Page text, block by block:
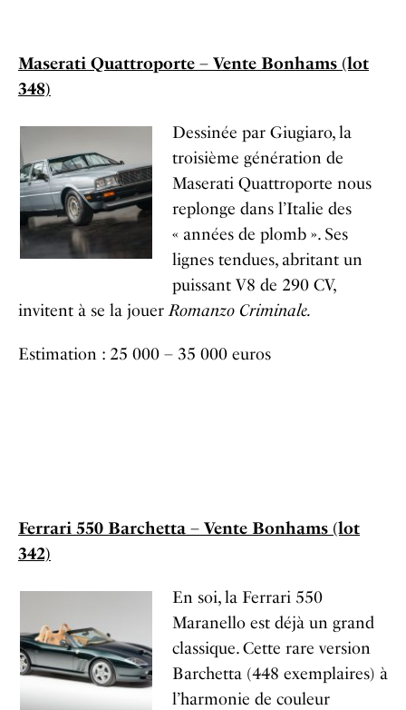
Maserati Quattroporte – Vente Bonhams (lot
348)
Dessinée par Giugiaro, la
troisième génération de
Maserati Quattroporte nous
replonge dans l’Italie des
« années de plomb ». Ses
lignes tendues, abritant un
puissant V8 de 290 CV,
invitent à se la jouerRomanzo Criminale.
Estimation : 25 000 – 35 000 euros
Ferrari 550 Barchetta – Vente Bonhams (lot
342)
En soi, la Ferrari 550
Maranello est déjà un grand
classique. Cette rare version
Barchetta (448 exemplaires) à
l’harmonie de couleur